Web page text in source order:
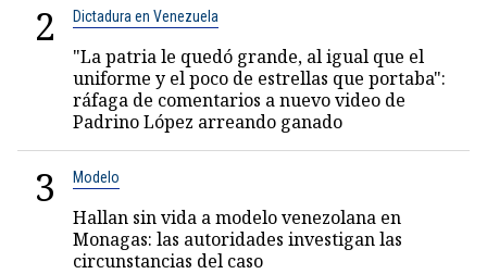
2 Dictadura en Venezuela
"La patria le quedó grande, al igual que el
uniforme y el poco de estrellas que portaba":
ráfaga de comentarios a nuevo video de
Padrino López arreando ganado
3 Modelo
Hallan sin vida a modelo venezolana en
Monagas: las autoridades investigan las
circunstancias del caso